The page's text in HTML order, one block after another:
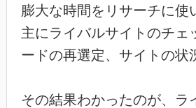
膨大な時間をリサーチに使
主にライバルサイトのチェ
ードの再選定、サイトの状
その結果わかったのが、ラ